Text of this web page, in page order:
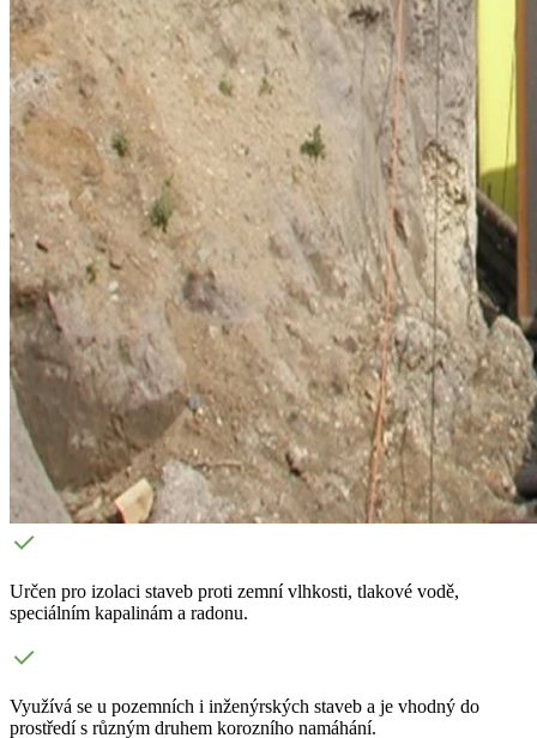
Určen pro izolaci staveb proti zemní vlhkosti, tlakové vodě,
speciálním kapalinám a radonu.
Využívá se u pozemních i inženýrských staveb a je vhodný do
prostředí s různým druhem korozního namáhání.